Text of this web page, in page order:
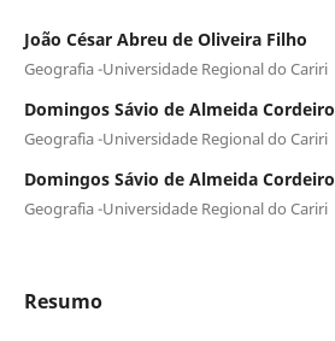
João César Abreu de Oliveira Filho
Geografia -Universidade Regional do Cariri
Domingos Sávio de Almeida Cordeiro
Geografia -Universidade Regional do Cariri
Domingos Sávio de Almeida Cordeiro
Geografia -Universidade Regional do Cariri
Resumo